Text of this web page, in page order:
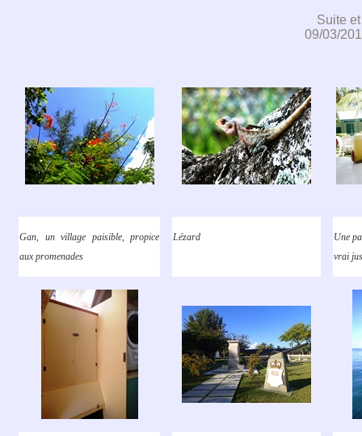
Suite
09/03/
Gan, un village paisible, propice
aux promenades
Lézard
Une
vrai